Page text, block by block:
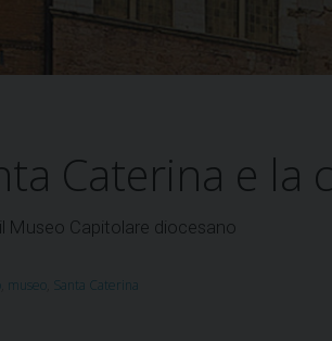
Caterina e la
Museo Capitolare diocesano
museo Santa Caterina